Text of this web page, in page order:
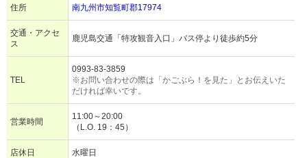
住所 南九州市知覧町郡17974
交通・アクセ
ス
鹿児島交通「特攻観音入口」バス停より徒歩約5分
TEL
0993-83-3859
※お問い合わせの際は「かごぶら！を見た」とお伝えいた
だければ幸いです。
営業時間
11:00～20:00
（L.O. 19：45）
店休日 水曜日